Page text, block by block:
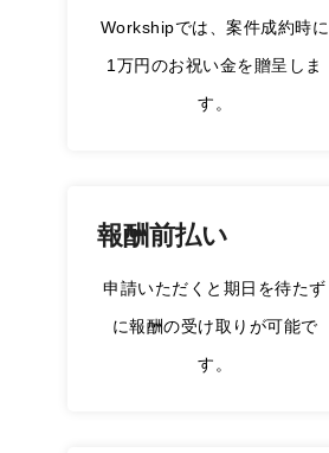
Workshipでは、案件成約時に
1万円のお祝い金を贈呈しま
す。
報酬前払い
申請いただくと期日を待たず
に報酬の受け取りが可能で
す。